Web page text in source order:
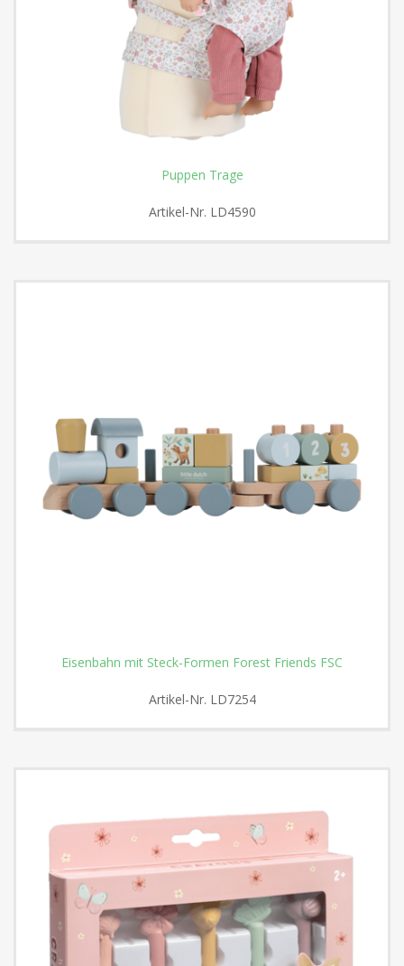
Puppen Trage
Artikel-Nr. LD4590
Eisenbahn mit Steck-Formen Forest Friends FSC
Artikel-Nr. LD7254